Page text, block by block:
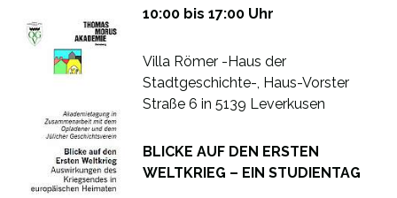
10:00 bis 17:00 Uhr
Villa Römer -Haus der
Stadtgeschichte-, Haus-Vorster
Straße 6 in 5139 Leverkusen
BLICKE AUF DEN ERSTEN
WELTKRIEG – EIN STUDIENTAG